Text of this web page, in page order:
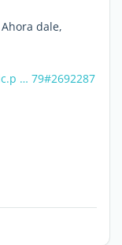
dale,
… 79#2692287